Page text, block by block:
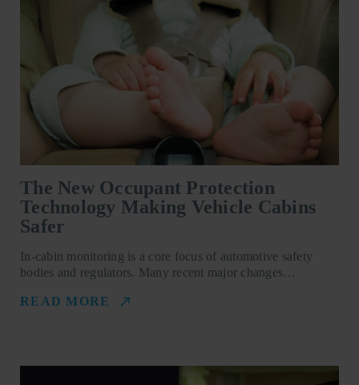
The New Occupant Protection
Technology Making Vehicle Cabins
Safer
In-cabin monitoring is a core focus of automotive safety
bodies and regulators. Many recent major changes…
READ MORE